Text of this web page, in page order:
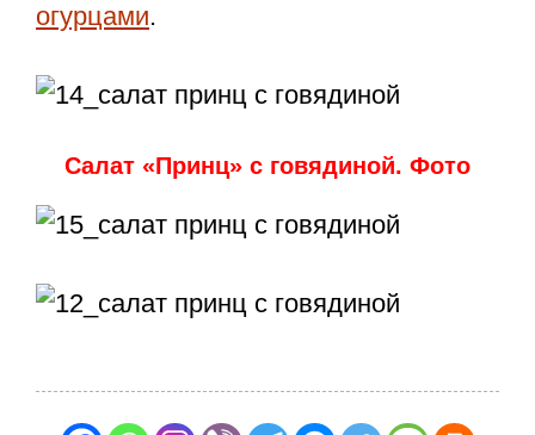
огурцами.
Салат «Принц» с говядиной. Фото